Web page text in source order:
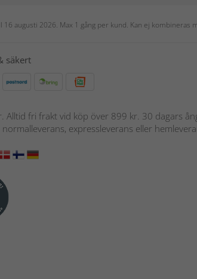
augusti 2026. Max 1 gång per kund. Kan ej kombineras
säkert
Alltid fri frakt vid köp över 899 kr. 30 dagars
expressleverans eller